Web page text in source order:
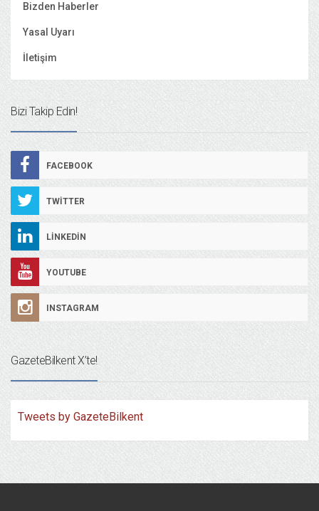
Bizden Haberler
Yasal Uyarı
İletişim
Bizi Takip Edin!
FACEBOOK
TWITTER
LINKEDIN
YOUTUBE
INSTAGRAM
GazeteBilkent X’te!
Tweets by GazeteBilkent